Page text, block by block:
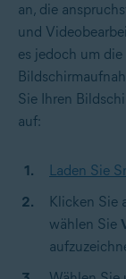
an, die
und
es jedoch um
Sie Ihren
auf:
Laden Sie
Klicken Sie
wählen Sie